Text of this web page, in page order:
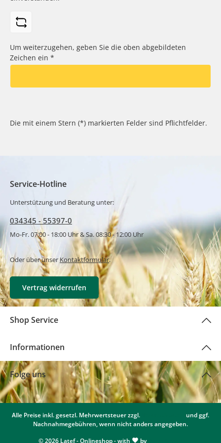
Um weiterzugehen, geben Sie die oben abgebildeten
Zeichen ein *
Die mit einem Stern (*) markierten Felder sind Pflichtfelder.
Service-Hotline
Unterstützung und Beratung unter:
034345 - 55397-0
Mo-Fr. 07:00 - 18:00 Uhr & Sa. 08:30 - 12:00 Uhr
Oder über unserKontaktformular.
Vertrag widerrufen
Shop Service
Informationen
Folge uns
© 2026 Latef - Onlineshop - with by
Alle Preise inkl. gesetzl. Mehrwertsteuer zzgl.
und ggf.
Nachnahmegebühren, wenn nicht anders angegeben.